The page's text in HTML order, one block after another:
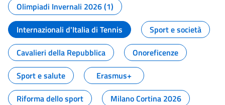
Olimpiadi Invernali 2026 (1)
Internazionali d'Italia di Tennis
Sport e società
Cavalieri della Repubblica
Onoreficenze
Sport e salute
Erasmus+
Riforma dello sport
Milano Cortina 2026